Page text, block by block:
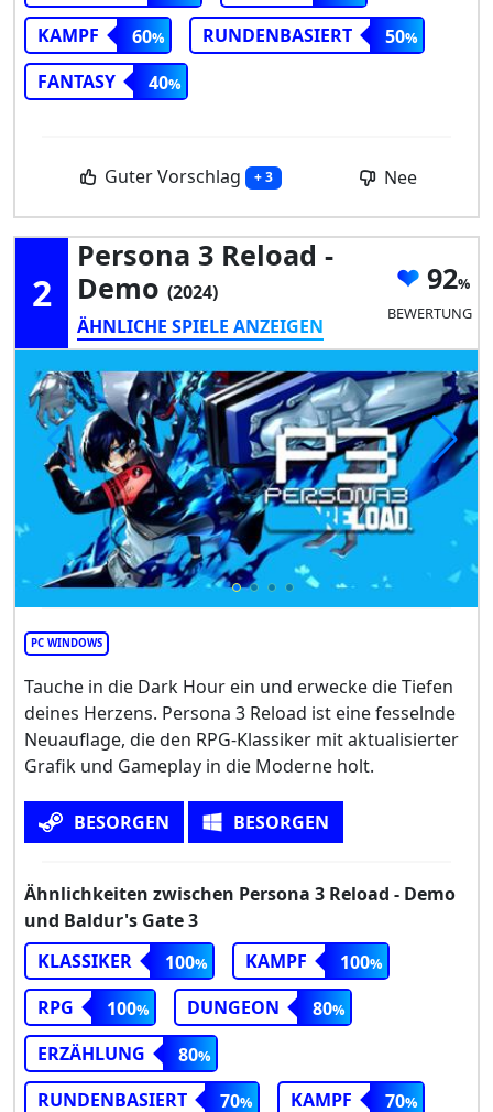
KAMPF
60 RUNDENBASIERT
50
FANTASY
40
Guter Vorschlag + 3 Nee
2
Persona 3 Reload -
Demo (2024)
ÄHNLICHE SPIELE ANZEIGEN
92
BEWERTUNG
PC WINDOWS
Tauche in die Dark Hour ein und erwecke die Tiefen
deines Herzens. Persona 3 Reload ist eine fesselnde
Neuauflage, die den RPG-Klassiker mit aktualisierter
Grafik und Gameplay in die Moderne holt.
BESORGEN BESORGEN
Ähnlichkeiten zwischen Persona 3 Reload - Demo
und Baldur's Gate 3
KLASSIKER
100 KAMPF
100
RPG
100 DUNGEON
80
ERZÄHLUNG
80
RUNDENBASIERT
70 KAMPF 70